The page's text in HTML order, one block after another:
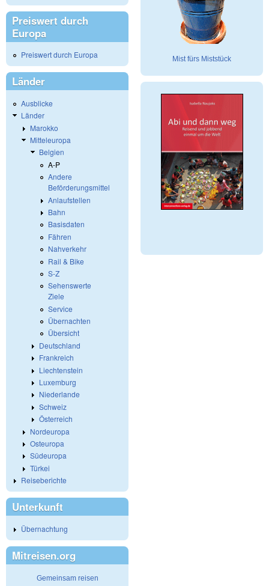
Preiswert durch
Europa
Preiswert durch Europa
Länder
Ausblicke
Länder
Marokko
Mitteleuropa
Belgien
A-P
Andere
Beförderungsmittel
Anlaufstellen
Bahn
Basisdaten
Fähren
Nahverkehr
Rail & Bike
S-Z
Sehenswerte
Ziele
Service
Übernachten
Übersicht
Deutschland
Frankreich
Liechtenstein
Luxemburg
Niederlande
Schweiz
Österreich
Nordeuropa
Osteuropa
Südeuropa
Türkei
Reiseberichte
Unterkunft
Übernachtung
Mitreisen.org
Gemeinsam reisen
Mist fürs Miststück